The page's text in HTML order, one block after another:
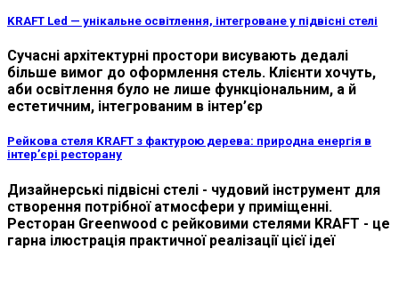
KRAFT Led — унікальне освітлення, інтегроване у підвісні стелі
Сучасні архітектурні простори висувають дедалі
більше вимог до оформлення стель. Клієнти хочуть,
аби освітлення було не лише функціональним, а й
естетичним, інтегрованим в інтер’єр
Рейкова стеля KRAFT з фактурою дерева: природна енергія в
інтер’єрі ресторану
Дизайнерські підвісні стелі - чудовий інструмент для
створення потрібної атмосфери у приміщенні.
Ресторан Greenwood с рейковими стелями KRAFT - це
гарна ілюстрація практичної реалізації цієї ідеї